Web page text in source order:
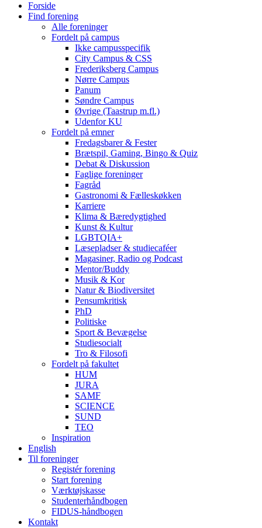
Forside
Find forening
Alle foreninger
Fordelt på campus
Ikke campusspecifik
City Campus & CSS
Frederiksberg Campus
Nørre Campus
Panum
Søndre Campus
Øvrige (Taastrup m.fl.)
Udenfor KU
Fordelt på emner
Fredagsbarer & Fester
Brætspil, Gaming, Bingo & Quiz
Debat & Diskussion
Faglige foreninger
Fagråd
Gastronomi & Fælleskøkken
Karriere
Klima & Bæredygtighed
Kunst & Kultur
LGBTQIA+
Læsepladser & studiecaféer
Magasiner, Radio og Podcast
Mentor/Buddy
Musik & Kor
Natur & Biodiversitet
Pensumkritisk
PhD
Politiske
Sport & Bevægelse
Studiesocialt
Tro & Filosofi
Fordelt på fakultet
HUM
JURA
SAMF
SCIENCE
SUND
TEO
Inspiration
English
Til foreninger
Registér forening
Start forening
Værktøjskasse
Studenterhåndbogen
FIDUS-håndbogen
Kontakt